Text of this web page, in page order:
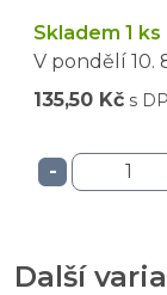
Skladem 1 ks
V pondělí 10.
135,50 Kč s
-
Další